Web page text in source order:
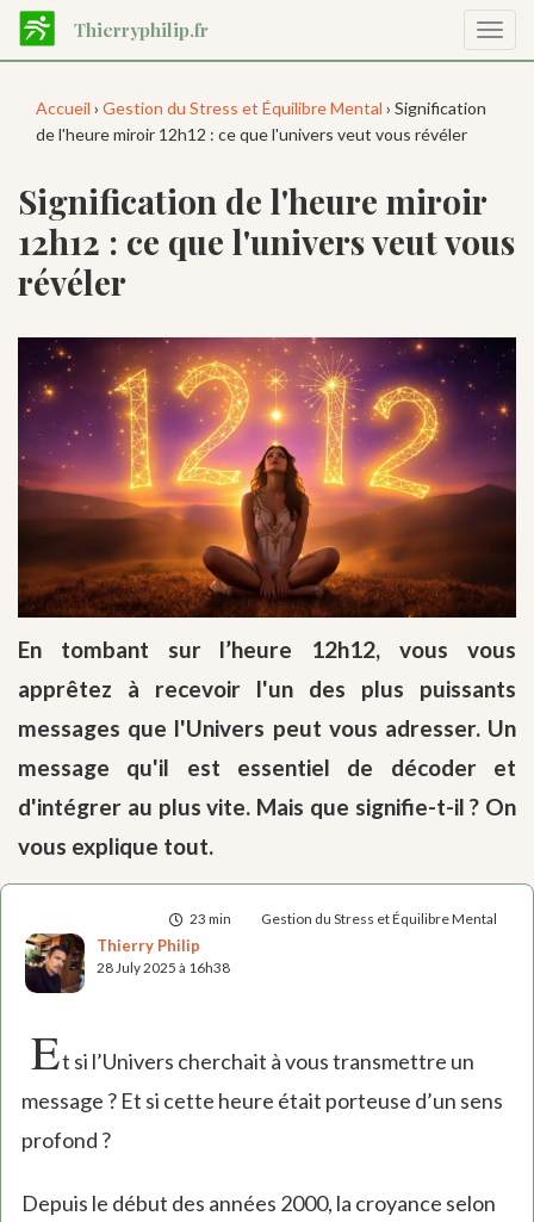
Aller
contenu
Thierryphilip.fr
la
Accueil › Gestion du Stress et Équilibre Mental › Signification
de l'heure miroir 12h12 : ce que l'univers veut vous révéler
Signification de l'heure miroir
12h12 : ce que l'univers veut vous
révéler
En tombant sur l’heure 12h12, vous vous
apprêtez à recevoir l'un des plus puissants
messages que l'Univers peut vous adresser. Un
message qu'il est essentiel de décoder et
d'intégrer au plus vite. Mais que signifie-t-il ? On
vous explique tout.
23 min Gestion du Stress et Équilibre Mental
Thierry Philip
28 July 2025 à 16h38
Et si l’Univers cherchait à vous transmettre un
message ? Et si cette heure était porteuse d’un sens
profond ?
Depuis le début des années 2000, la croyance selon